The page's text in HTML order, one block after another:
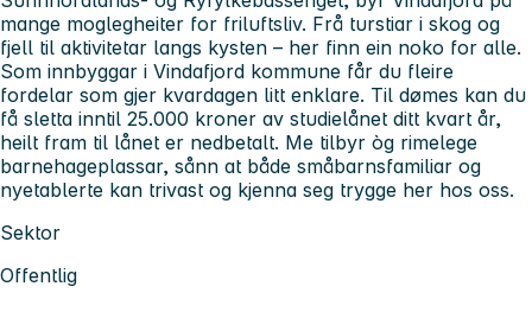
mange moglegheiter for friluftsliv. Frå turstiar i skog og
fjell til aktivitetar langs kysten – her finn ein noko for alle.
Som innbyggar i Vindafjord kommune får du fleire
fordelar som gjer kvardagen litt enklare. Til dømes kan du
få sletta inntil 25.000 kroner av studielånet ditt kvart år,
heilt fram til lånet er nedbetalt. Me tilbyr òg rimelege
barnehageplassar, sånn at både småbarnsfamiliar og
nyetablerte kan trivast og kjenna seg trygge her hos oss.
Sektor
Offentlig